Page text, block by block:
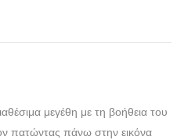
μεγέθη με τη βοήθεια του
πατώντας πάνω στην εικόνα